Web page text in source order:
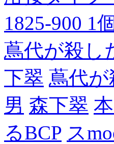
1825-900 1
蔦代が殺し
下翠 蔦代
男 森下翠
るBCP ス